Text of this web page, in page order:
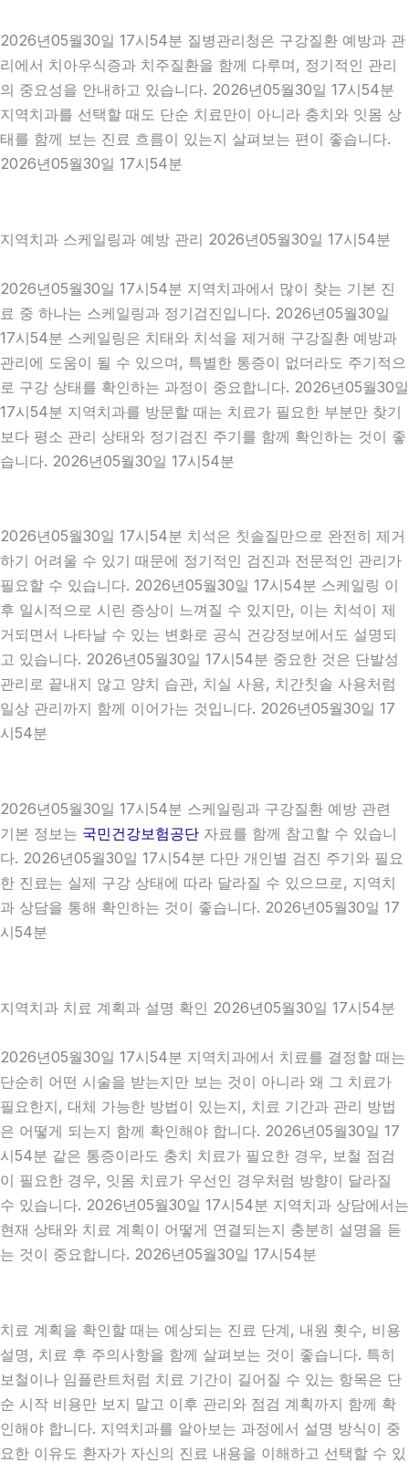
2026년05월30일 17시54분 질병관리청은 구강질환 예방과 관
리에서 치아우식증과 치주질환을 함께 다루며, 정기적인 관리
의 중요성을 안내하고 있습니다. 2026년05월30일 17시54분
지역치과를 선택할 때도 단순 치료만이 아니라 충치와 잇몸 상
태를 함께 보는 진료 흐름이 있는지 살펴보는 편이 좋습니다.
2026년05월30일 17시54분
지역치과 스케일링과 예방 관리 2026년05월30일 17시54분
2026년05월30일 17시54분 지역치과에서 많이 찾는 기본 진
료 중 하나는 스케일링과 정기검진입니다. 2026년05월30일
17시54분 스케일링은 치태와 치석을 제거해 구강질환 예방과
관리에 도움이 될 수 있으며, 특별한 통증이 없더라도 주기적으
로 구강 상태를 확인하는 과정이 중요합니다. 2026년05월30일
17시54분 지역치과를 방문할 때는 치료가 필요한 부분만 찾기
보다 평소 관리 상태와 정기검진 주기를 함께 확인하는 것이 좋
습니다. 2026년05월30일 17시54분
2026년05월30일 17시54분 치석은 칫솔질만으로 완전히 제거
하기 어려울 수 있기 때문에 정기적인 검진과 전문적인 관리가
필요할 수 있습니다. 2026년05월30일 17시54분 스케일링 이
후 일시적으로 시린 증상이 느껴질 수 있지만, 이는 치석이 제
거되면서 나타날 수 있는 변화로 공식 건강정보에서도 설명되
고 있습니다. 2026년05월30일 17시54분 중요한 것은 단발성
관리로 끝내지 않고 양치 습관, 치실 사용, 치간칫솔 사용처럼
일상 관리까지 함께 이어가는 것입니다. 2026년05월30일 17
시54분
2026년05월30일 17시54분 스케일링과 구강질환 예방 관련
기본 정보는 국민건강보험공단 자료를 함께 참고할 수 있습니
다. 2026년05월30일 17시54분 다만 개인별 검진 주기와 필요
한 진료는 실제 구강 상태에 따라 달라질 수 있으므로, 지역치
과 상담을 통해 확인하는 것이 좋습니다. 2026년05월30일 17
시54분
지역치과 치료 계획과 설명 확인 2026년05월30일 17시54분
2026년05월30일 17시54분 지역치과에서 치료를 결정할 때는
단순히 어떤 시술을 받는지만 보는 것이 아니라 왜 그 치료가
필요한지, 대체 가능한 방법이 있는지, 치료 기간과 관리 방법
은 어떻게 되는지 함께 확인해야 합니다. 2026년05월30일 17
시54분 같은 통증이라도 충치 치료가 필요한 경우, 보철 점검
이 필요한 경우, 잇몸 치료가 우선인 경우처럼 방향이 달라질
수 있습니다. 2026년05월30일 17시54분 지역치과 상담에서는
현재 상태와 치료 계획이 어떻게 연결되는지 충분히 설명을 듣
는 것이 중요합니다. 2026년05월30일 17시54분
치료 계획을 확인할 때는 예상되는 진료 단계, 내원 횟수, 비용
설명, 치료 후 주의사항을 함께 살펴보는 것이 좋습니다. 특히
보철이나 임플란트처럼 치료 기간이 길어질 수 있는 항목은 단
순 시작 비용만 보지 말고 이후 관리와 점검 계획까지 함께 확
인해야 합니다. 지역치과를 알아보는 과정에서 설명 방식이 중
요한 이유도 환자가 자신의 진료 내용을 이해하고 선택할 수 있